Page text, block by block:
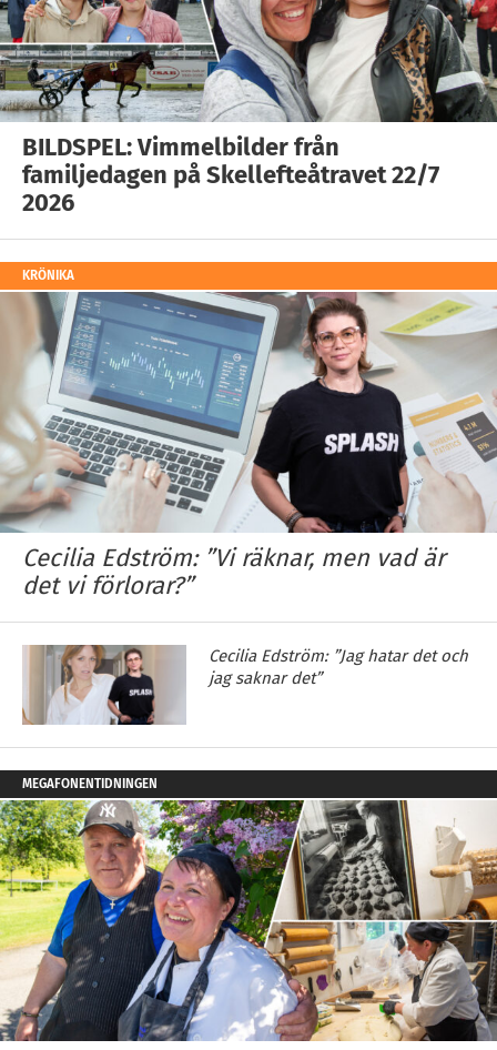
BILDSPEL: Vimmelbilder från
familjedagen på Skellefteåtravet 22/7
2026
KRÖNIKA
Cecilia Edström: ”Vi räknar, men vad är
det vi förlorar?”
Cecilia Edström: ”Jag hatar det och
jag saknar det”
MEGAFONENTIDNINGEN